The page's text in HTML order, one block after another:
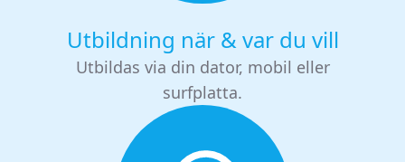
Utbildning när & var du vill
Utbildas via din dator, mobil eller
surfplatta.